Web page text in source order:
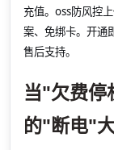
充值。oss防风控
案、免绑卡。开通
售后支持。
当"欠费停
的"断电"